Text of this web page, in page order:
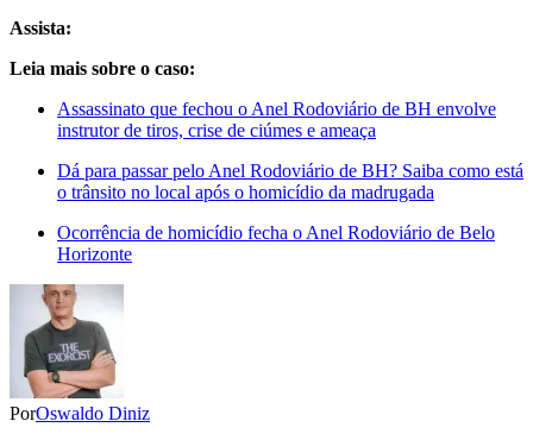
Assista:
Leia mais sobre o caso:
Assassinato que fechou o Anel Rodoviário de BH envolve
instrutor de tiros, crise de ciúmes e ameaça
Dá para passar pelo Anel Rodoviário de BH? Saiba como está
o trânsito no local após o homicídio da madrugada
Ocorrência de homicídio fecha o Anel Rodoviário de Belo
Horizonte
PorOswaldo Diniz